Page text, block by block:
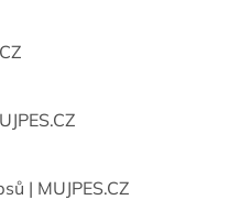
| MUJPES.CZ